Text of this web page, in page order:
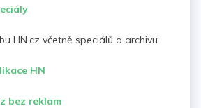
HN.cz včetně speciálů a archivu
HN
bez reklam